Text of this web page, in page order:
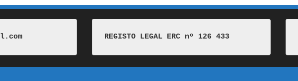
REGISTO LEGAL ERC nº 126 433